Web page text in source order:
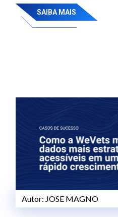
SAIBA MAIS
Autor: JOSE MAGNO